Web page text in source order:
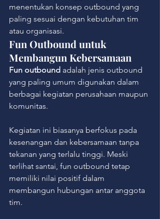
menentukan konsep outbound yang
paling sesuai dengan kebutuhan tim
atau organisasi.
Fun Outbound untuk
Membangun Kebersamaan
Fun outbound adalah jenis outbound
yang paling umum digunakan dalam
berbagai kegiatan perusahaan maupun
komunitas.
Kegiatan ini biasanya berfokus pada
kesenangan dan kebersamaan tanpa
tekanan yang terlalu tinggi. Meski
terlihat santai, fun outbound tetap
memiliki nilai positif dalam
membangun hubungan antar anggota
tim.